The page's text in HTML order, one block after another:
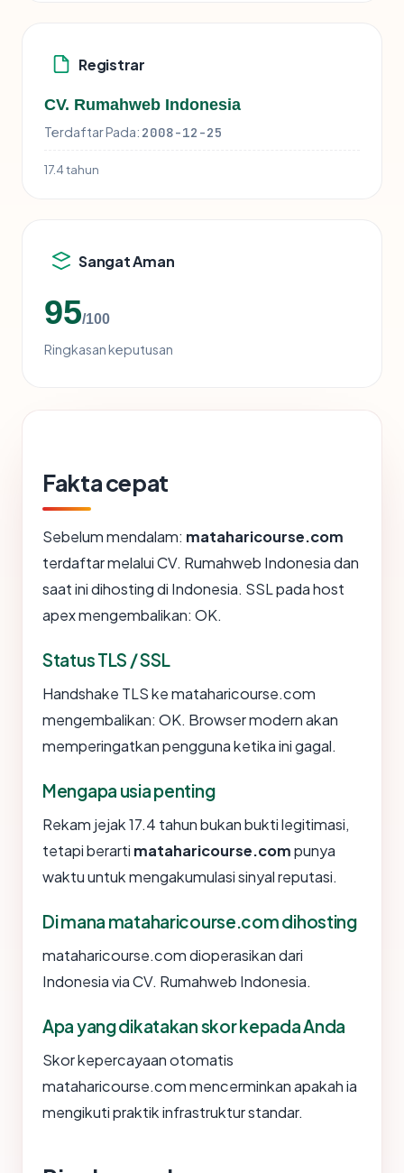
Registrar
CV. Rumahweb Indonesia
Terdaftar Pada: 2008-12-25
17.4 tahun
Sangat Aman
95/100
Ringkasan keputusan
Fakta cepat
Sebelum mendalam: mataharicourse.com
terdaftar melalui CV. Rumahweb Indonesia dan
saat ini dihosting di Indonesia. SSL pada host
apex mengembalikan: OK.
Status TLS / SSL
Handshake TLS ke mataharicourse.com
mengembalikan: OK. Browser modern akan
memperingatkan pengguna ketika ini gagal.
Mengapa usia penting
Rekam jejak 17.4 tahun bukan bukti legitimasi,
tetapi berarti mataharicourse.compunya
waktu untuk mengakumulasi sinyal reputasi.
Di mana mataharicourse.com dihosting
mataharicourse.com dioperasikan dari
Indonesia via CV. Rumahweb Indonesia.
Apa yang dikatakan skor kepada Anda
Skor kepercayaan otomatis
mataharicourse.com mencerminkan apakah ia
mengikuti praktik infrastruktur standar.